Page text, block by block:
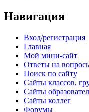
Навигация
Вход/регистрация
Главная
Мой мини-сайт
Ответы на
Поиск по сайту
Сайты классов,
Сайты
Сайты коллег
Форумы